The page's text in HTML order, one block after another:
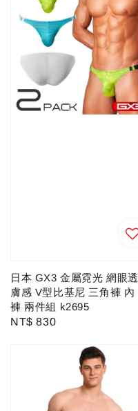
日本 GX3 金屬霓光 網眼透
膚感 V型比基尼 三角褲 內
褲 兩件組 k2695
Regular
NT$ 830